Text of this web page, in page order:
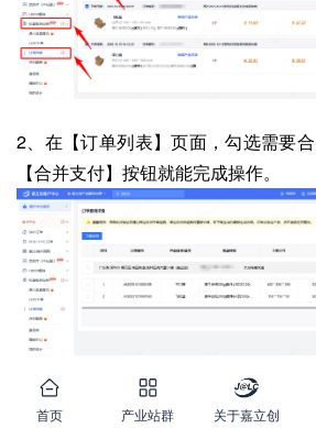
2、在【订单列表】页面，勾选需要
【合并支付】按钮就能完成操作。
不过合并支付需要满足以下条件才能
首页 产业站群 关于嘉立创